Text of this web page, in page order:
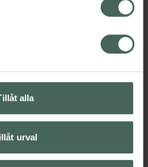
alla
urval
online i mobilen och på
bättre. Välkommen att prata